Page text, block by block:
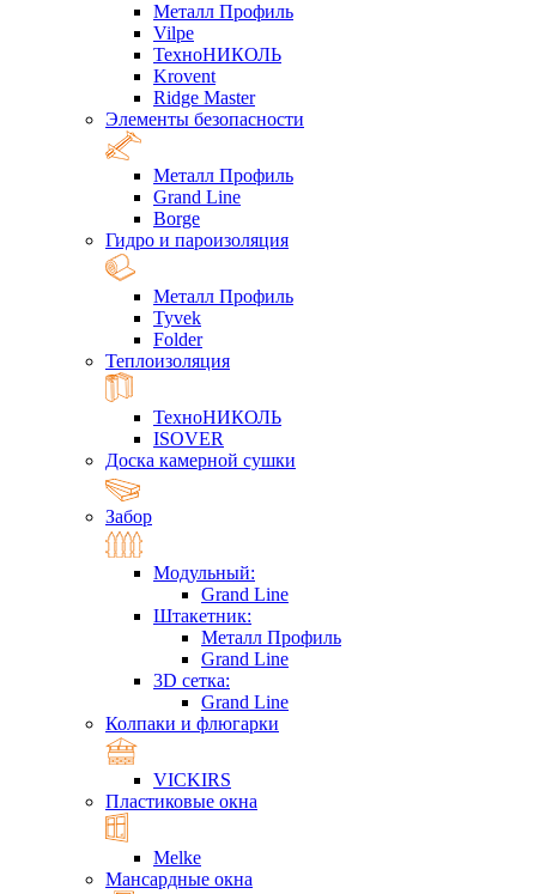
Металл Профиль
Vilpe
ТехноНИКОЛЬ
Krovent
Ridge Master
Элементы безопасности
Металл Профиль
Grand Line
Borge
Гидро и пароизоляция
Металл Профиль
Tyvek
Folder
Теплоизоляция
ТехноНИКОЛЬ
ISOVER
Доска камерной сушки
Забор
Модульный:
Grand Line
Штакетник:
Металл Профиль
Grand Line
3D сетка:
Grand Line
Колпаки и флюгарки
VICKIRS
Пластиковые окна
Melke
Мансардные окна